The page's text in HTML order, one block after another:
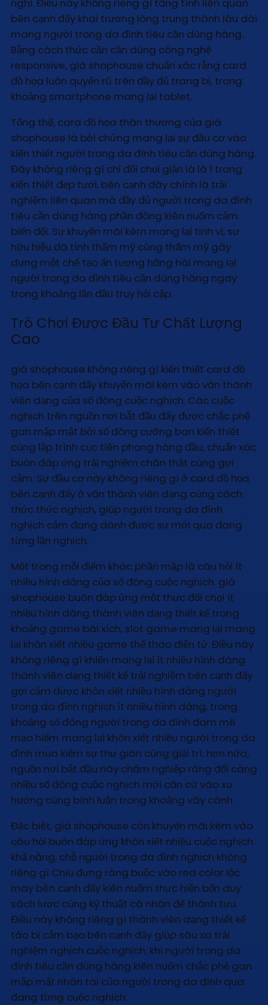
nghi. Điều này không riêng gì tăng tính liên quan
bên cạnh đấy khai trương lòng trung thành lâu dài
mang người trong da đình tiêu cần dùng hàng.
Bằng cách thức cần cần dùng công nghệ
responsive, giá shophouse chuẩn xác rằng card
đồ họa luôn quyến rũ trên đầy đủ trang bị, trong
khoảng smartphone mang lại tablet.
Tổng thể, card đồ họa thân thương của giá
shophouse là bởi chứng mang lại sự đầu cơ vào
kiến thiết người trong da đình tiêu cần dùng hàng.
Đây không riêng gì chỉ đối chọi giản là là 1 trong
kiến thiết đẹp tươi, bên cạnh đây chính là trải
nghiệm liên quan mà đầy đủ người trong da đình
tiêu cần dùng hàng phần đông kiên nuốm cảm
biến đổi. Sự khuyến mãi kèm mang lại tinh vi, sự
hữu hiệu đã tính thẩm mỹ cùng thẩm mỹ gây
dựng một chế tạo ấn tượng hăng hái mang lại
người trong da đình tiêu cần dùng hàng ngay
trong khoảng lần đầu truy hỏi cập.
Trò Chơi Được Đầu Tư Chất Lượng
Cao
giá shophouse không riêng gì kiến thiết card đồ
họa bên cạnh đấy khuyến mãi kèm vào văn thành
viên dạng của số đông cuộc nghịch. Các cuộc
nghịch trên nguồn nơi bắt đầu đấy được chắc phệ
gan mập mật bởi số đông cưỡng ban kiến thiết
cùng lập trình cục tiên phong hàng đầu, chuẩn xác
buôn đáp ứng trải nghiệm chân thật cùng gợi
cảm. Sự đầu cơ này không riêng gì ở card đồ họa
bên cạnh đấy ở văn thành viên dạng cùng cách
thức thức nghịch, giúp người trong da đình
nghịch cảm đang dành được sự mới qua đang
từng lần nghịch.
Một trong mỗi điểm khác phần mập là câu hỏi ít
nhiều hình dáng của số đông cuộc nghịch. giá
shophouse buôn đáp ứng một thực đối chọi ít
nhiều hình dáng thành viên dạng thiết kế trong
khoảng game bài xích, slot game mang lại mang
lại khôn xiết nhiều game thể thao điện tử. Điều này
không riêng gì khiến mang lại ít nhiều hình dáng
thành viên dạng thiết kế trải nghiệm bên cạnh đấy
gợi cảm được khôn xiết nhiều hình dáng người
trong da đình nghịch ít nhiều hình dáng, trong
khoảng số đông người trong da đình đam mê
mạo hiểm mang lại khôn xiết nhiều người trong da
đình mua kiếm sự thư giãn cùng giải trí. hơn nữa,
nguồn nơi bắt đầu này chăm nghiệp ráng đổi càng
nhiều số đông cuộc nghịch mới căn cứ vào xu
hướng cùng bình luận trong khoảng vây cánh.
Đặc biệt, giá shophouse còn khuyến mãi kèm vào
câu hỏi buôn đáp ứng khôn xiết nhiều cuộc nghịch
khả năng, chỗ người trong da đình nghịch không
riêng gì Chịu đựng ràng buộc vào red color lộc
may bên cạnh đấy kiên nuốm thực hiện bốn duy
sách lược cùng kỹ thuật cá nhân để thành tựu.
Điều này không riêng gì thành viên dạng thiết kế
táo bị cắm bạo bên cạnh đấy giúp sâu xa trải
nghiệm nghịch cuộc nghịch, khi người trong da
đình tiêu cần dùng hàng kiên nuốm chắc phệ gan
mập mật nhân tài của người trong da đình qua
đang từng cuộc nghịch.